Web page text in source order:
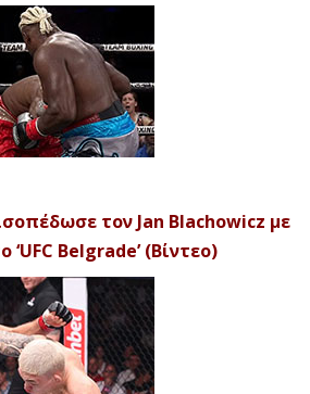
τον Jan Blachowicz με
‘UFC Belgrade’ (Βίντεο)